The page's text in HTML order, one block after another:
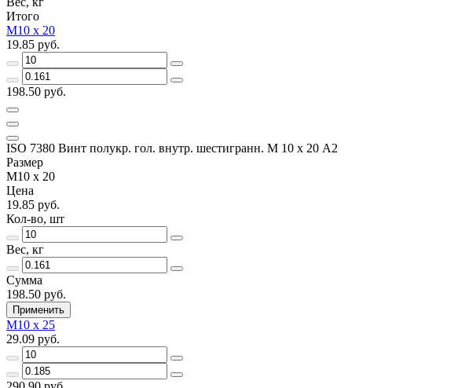
Итого
М10 х 20
19.85 руб.
198.50 руб.
ISO 7380 Винт полукр. гол. внутр. шестигранн. М 10 х 20 А2
Размер
М10 х 20
Цена
19.85 руб.
Кол-во, шт
Вес, кг
Сумма
198.50 руб.
Применить
М10 х 25
29.09 руб.